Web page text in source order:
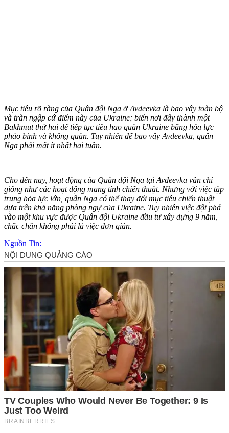
Mục tiêu rõ ràng của Quân đội Nga ở Avdeevka là bao vây toàn bộ
và tràn ngập cứ điểm này của Ukraine; biến nơi đây thành một
Bakhmut thứ hai để tiếp tục tiêu hao quân Ukraine bằng hỏa lực
pháo binh và không quân. Tuy nhiên để bao vây Avdeevka, quân
Nga phải mất ít nhất hai tuần.
Cho đến nay, hoạt động của Quân đội Nga tại Avdeevka vẫn chỉ
giống như các hoạt động mang tính chiến thuật. Nhưng với việc tập
trung hỏa lực lớn, quân Nga có thể thay đổi mục tiêu chiến thuật
dựa trên khả năng phòng ngự của Ukraine. Tuy nhiên việc đột phá
vào một khu vực được Quân đội Ukraine đầu tư xây dựng 9 năm,
chắc chắn không phải là việc đơn giản.
Nguồn Tin: